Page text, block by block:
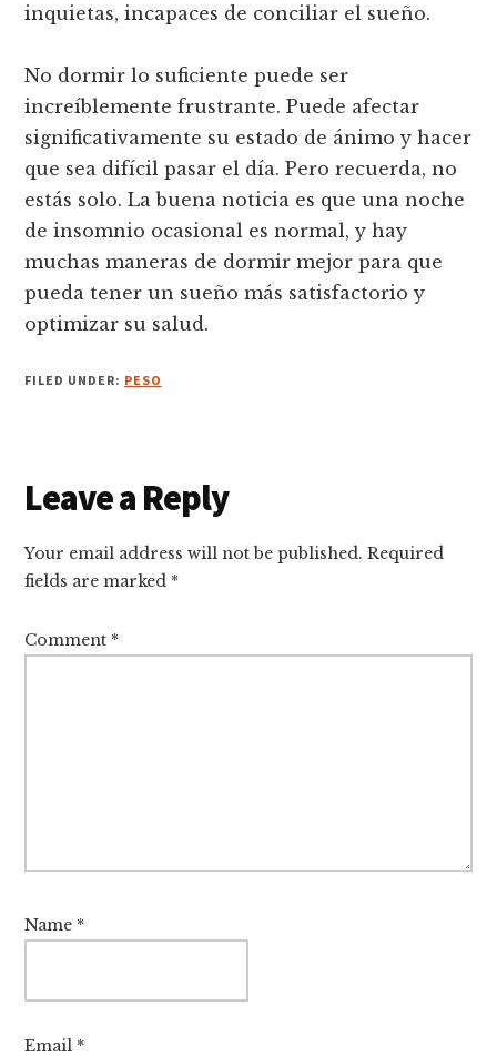
inquietas, incapaces de conciliar el sueño.
No dormir lo suficiente puede ser
increíblemente frustrante. Puede afectar
significativamente su estado de ánimo y hacer
que sea difícil pasar el día. Pero recuerda, no
estás solo. La buena noticia es que una noche
de insomnio ocasional es normal, y hay
muchas maneras de dormir mejor para que
pueda tener un sueño más satisfactorio y
optimizar su salud.
FILED UNDER: PESO
Reader
Interactions
Leave a Reply
Your email address will not be published. Required
fields are marked *
Comment *
Name *
Email *